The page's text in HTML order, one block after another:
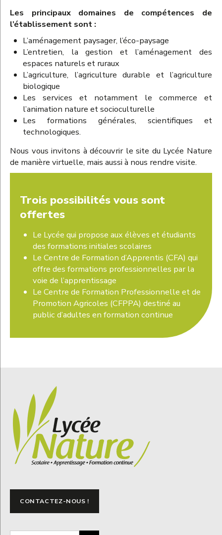
Les principaux domaines de compétences de
l’établissement sont :
L’aménagement paysager, l’éco-paysage
L’entretien, la gestion et l’aménagement des
espaces naturels et ruraux
L’agriculture, l’agriculture durable et l’agriculture
biologique
Les services et notamment le commerce et
l’animation nature et socioculturelle
Les formations générales, scientifiques et
technologiques.
Nous vous invitons à découvrir le site du Lycée Nature
de manière virtuelle, mais aussi à nous rendre visite.
Trois possibilités vous sont
offertes
Le Lycée qui propose aux élèves et étudiants
des formations initiales scolaires
Le Centre de Formation d’Apprentis (CFA) qui
offre des formations professionnelles par la
voie de l’apprentissage
Le Centre de Formation Professionnelle et de
Promotion Agricoles (CFPPA) destiné au
public d’adultes en formation continue
CONTACTEZ-NOUS !